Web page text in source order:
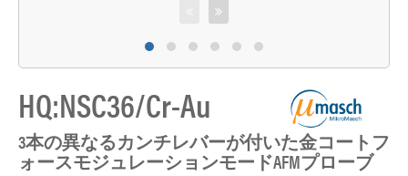
HQ:NSC36/Cr-Au
3本の異なるカンチレバーが付いた金コートフ
ォースモジュレーションモードAFMプローブ